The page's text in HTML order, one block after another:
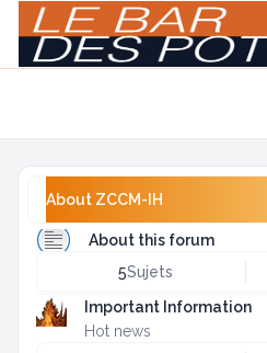
About ZCCM-IH
About this forum
5Sujets
Important Information
Hot news